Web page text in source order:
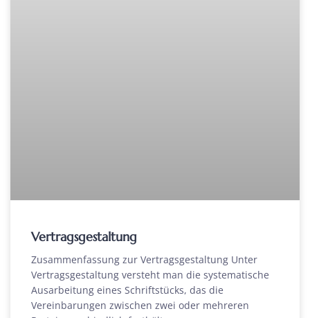
Vertragsgestaltung
Zusammenfassung zur Vertragsgestaltung Unter
Vertragsgestaltung versteht man die systematische
Ausarbeitung eines Schriftstücks, das die
Vereinbarungen zwischen zwei oder mehreren